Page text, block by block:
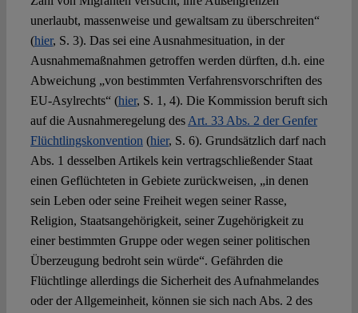
unerlaubt, massenweise und gewaltsam zu überschreiten“
(hier, S. 3). Das sei eine Ausnahmesituation, in der
Ausnahmemaßnahmen getroffen werden dürften, d.h. eine
Abweichung „von bestimmten Verfahrensvorschriften des
EU-Asylrechts“ (hier, S. 1, 4). Die Kommission beruft sich
auf die Ausnahmeregelung des Art. 33 Abs. 2 der Genfer
Flüchtlingskonvention (hier, S. 6). Grundsätzlich darf nach
Abs. 1 desselben Artikels kein vertragschließender Staat
einen Geflüchteten in Gebiete zurückweisen, „in denen
sein Leben oder seine Freiheit wegen seiner Rasse,
Religion, Staatsangehörigkeit, seiner Zugehörigkeit zu
einer bestimmten Gruppe oder wegen seiner politischen
Überzeugung bedroht sein würde“. Gefährden die
Flüchtlinge allerdings die Sicherheit des Aufnahmelandes
oder der Allgemeinheit, können sie sich nach Abs. 2 des